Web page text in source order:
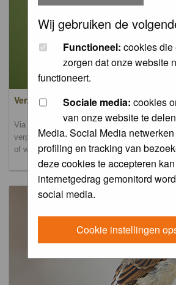
Wij gebruiken de
Functioneel: cookies die
zorgen dat onze website
functioneert.
Sociale media: cookies
van onze website te
Media. Social Media
profiling en tracking van
deze cookies te accepteren
internetgedrag gemonitord
social media.
Cookie instellingen
Verzamel- en uploadalbum
Via dit album kun je foto's uploaden.
verplaatst naar de database-albums. Andere
of worden verplaatst naar het verbeteralbum.